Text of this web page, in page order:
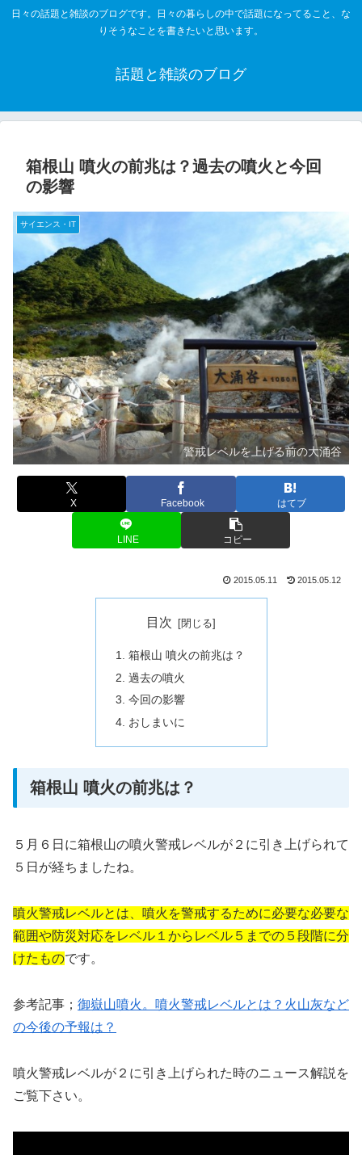
日々の話題と雑談のブログです。日々の暮らしの中で話題になってること、な
りそうなことを書きたいと思います。
話題と雑談のブログ
箱根山 噴火の前兆は？過去の噴火と今回
の影響
サイエンス・IT
警戒レベルを上げる前の大涌谷
X Facebook はてブ
LINE コピー
2015.05.11 2015.05.12
目次
箱根山 噴火の前兆は？
過去の噴火
今回の影響
おしまいに
箱根山 噴火の前兆は？
５月６日に箱根山の噴火警戒レベルが２に引き上げられて
５日が経ちましたね。
噴火警戒レベルとは、噴火を警戒するために必要な必要な
範囲や防災対応をレベル１からレベル５までの５段階に分
けたものです。
参考記事； 御嶽山噴火。噴火警戒レベルとは？火山灰など
の今後の予報は？
噴火警戒レベルが２に引き上げられた時のニュース解説を
ご覧下さい。